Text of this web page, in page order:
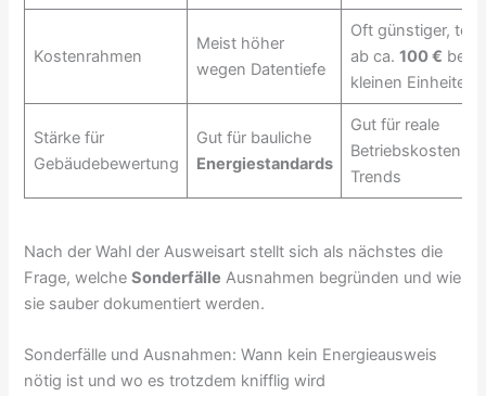
Kostenrahmen
Meist höher
wegen Datentiefe
Oft günstiger, teils
ab ca. 100 € bei
kleinen Einheiten
Stärke für
Gebäudebewertung
Gut für bauliche
Energiestandards
Gut für reale
Betriebskosten-
Trends
Nach der Wahl der Ausweisart stellt sich als nächstes die
Frage, welcheSonderfälle Ausnahmen begründen und wie
sie sauber dokumentiert werden.
Sonderfälle und Ausnahmen: Wann kein Energieausweis
nötig ist und wo es trotzdem knifflig wird